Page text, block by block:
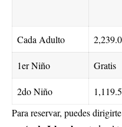
Cada Adulto
1er Niño Gratis
2do Niño
Para reservar, puedes